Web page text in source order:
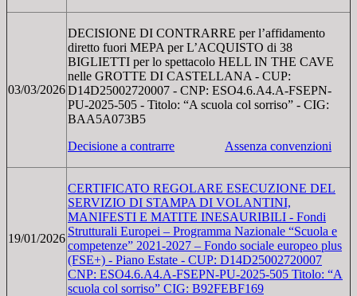
03/03/2026
DECISIONE DI CONTRARRE per l’affidamento
diretto fuori MEPA per L’ACQUISTO di 38
BIGLIETTI per lo spettacolo HELL IN THE CAVE
nelle GROTTE DI CASTELLANA - CUP:
D14D25002720007 - CNP: ESO4.6.A4.A-FSEPN-
PU-2025-505 - Titolo: “A scuola col sorriso” - CIG:
BAA5A073B5
Decisione a contrarre
Assenza convenzioni
19/01/2026
CERTIFICATO REGOLARE ESECUZIONE DEL
SERVIZIO DI STAMPA DI VOLANTINI,
MANIFESTI E MATITE INESAURIBILI - Fondi
Strutturali Europei – Programma Nazionale “Scuola e
competenze” 2021-2027 – Fondo sociale europeo plus
(FSE+) - Piano Estate - CUP: D14D25002720007
CNP: ESO4.6.A4.A-FSEPN-PU-2025-505 Titolo: “A
scuola col sorriso” CIG: B92FEBF169